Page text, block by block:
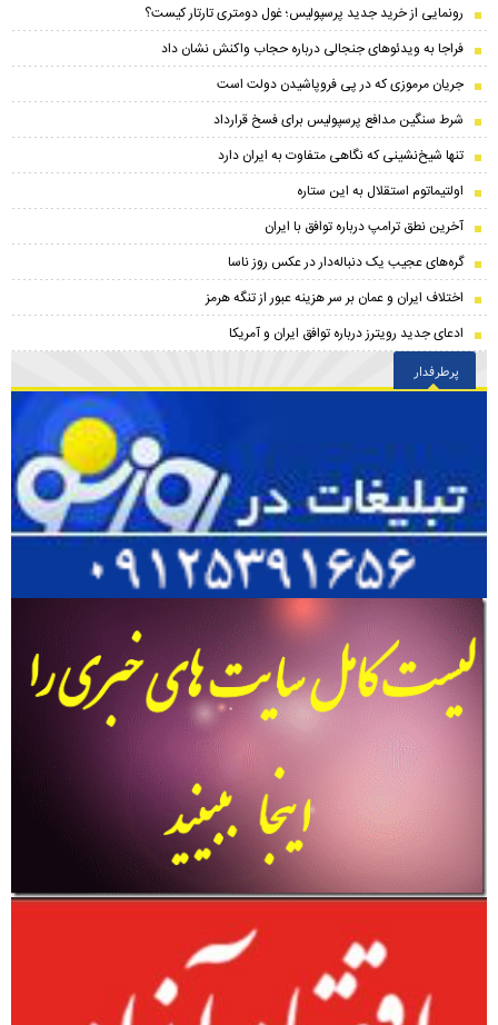
رونمایی از خرید جدید پرسپولیس؛ غول دومتری تارتار کیست؟
فراجا به ویدئوهای جنجالی درباره حجاب واکنش نشان داد
جریان مرموزی که در پی فروپاشیدن دولت است
شرط سنگین مدافع پرسپولیس برای فسخ قرارداد
تنها شیخ‌نشینی که نگاهی متفاوت به ایران دارد
اولتیماتوم استقلال به این ستاره
آخرین نطق ترامپ درباره توافق با ایران
گره‌های عجیب یک دنباله‌دار در عکس روز ناسا
اختلاف ایران و عمان بر سر هزینه عبور از تنگه هرمز
ادعای جدید رویترز درباره توافق ایران و آمریکا
پرطرفدار